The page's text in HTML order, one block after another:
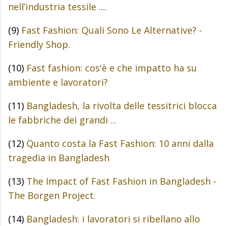
nell’industria tessile ....
(9) Fast Fashion: Quali Sono Le Alternative? -
Friendly Shop.
(10) Fast fashion: cos'è e che impatto ha su
ambiente e lavoratori?
(11) Bangladesh, la rivolta delle tessitrici blocca
le fabbriche dei grandi ...
(12) Quanto costa la Fast Fashion: 10 anni dalla
tragedia in Bangladesh
(13) The Impact of Fast Fashion in Bangladesh -
The Borgen Project.
(14) Bangladesh: i lavoratori si ribellano allo